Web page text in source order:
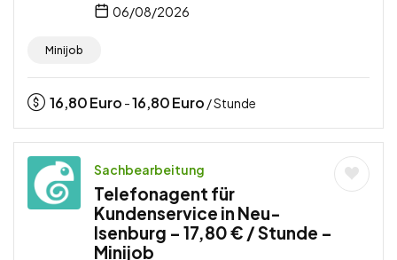
06/08/2026
Minijob
16,80Euro -16,80Euro / Stunde
Sachbearbeitung
Telefonagent für
Kundenservice in Neu-
Isenburg – 17,80 € / Stunde –
Minijob